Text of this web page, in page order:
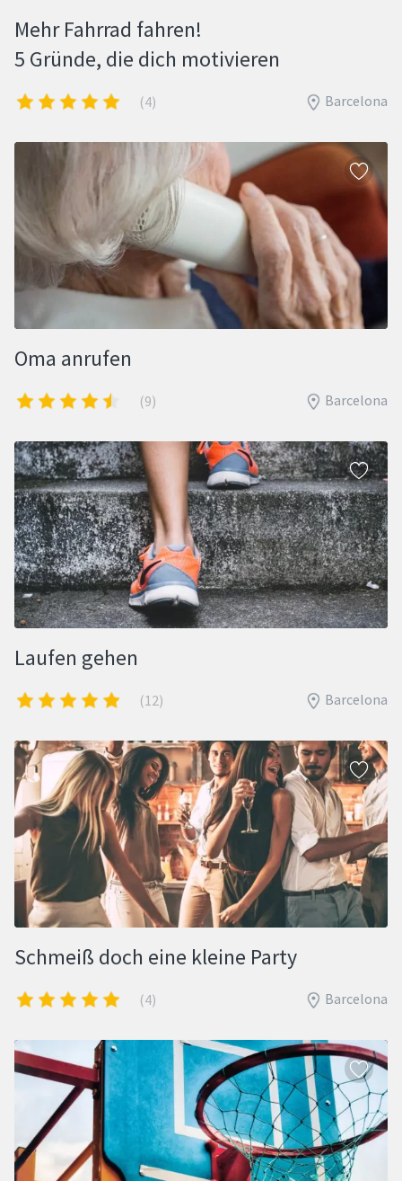
Mehr Fahrrad fahren!
5 Gründe, die dich motivieren
(4) Barcelona
Oma anrufen
(9) Barcelona
Laufen gehen
(12) Barcelona
Schmeiß doch eine kleine Party
(4) Barcelona